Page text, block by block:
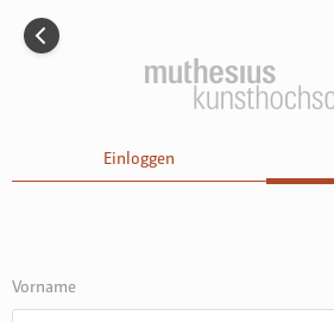
Incom ist die Kommunikations-Plattform der
mehr erfahren
Menü
Einloggen
Vorname